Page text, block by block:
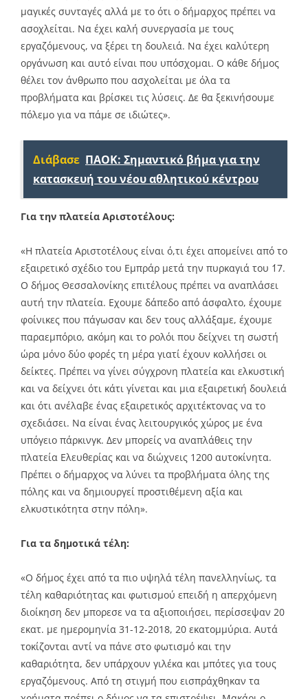
μαγικές συνταγές αλλά με το ότι ο δήμαρχος πρέπει να
ασοχλείται. Να έχει καλή συνεργασία με τους
εργαζόμενους, να ξέρει τη δουλειά. Να έχει καλύτερη
οργάνωση και αυτό είναι που υπόσχομαι. Ο κάθε δήμος
θέλει τον άνθρωπο που ασχολείται με όλα τα
προβλήματα και βρίσκει τις λύσεις. Δε θα ξεκινήσουμε
πόλεμο για να πάμε σε ιδιώτες».
Διάβασε ΠΑΟΚ: Σημαντικό βήμα για την
κατασκευή του νέου αθλητικού κέντρου
Για την πλατεία Αριστοτέλους:
«Η πλατεία Αριστοτέλους είναι ό,τι έχει απομείνει από το
εξαιρετικό σχέδιο του Εμπράρ μετά την πυρκαγιά του ΄17.
Ο δήμος Θεσσαλονίκης επιτέλους πρέπει να αναπλάσει
αυτή την πλατεία. Εχουμε δάπεδο από άσφαλτο, έχουμε
φοίνικες που πάγωσαν και δεν τους αλλάξαμε, έχουμε
παραεμπόριο, ακόμη και το ρολόι που δείχνει τη σωστή
ώρα μόνο δύο φορές τη μέρα γιατί έχουν κολλήσει οι
δείκτες. Πρέπει να γίνει σύγχρονη πλατεία και ελκυστική
και να δείχνει ότι κάτι γίνεται και μια εξαιρετική δουλειά
και ότι ανέλαβε ένας εξαιρετικός αρχιτέκτονας να το
σχεδιάσει. Να είναι ένας λειτουργικός χώρος με ένα
υπόγειο πάρκινγκ. Δεν μπορείς να αναπλάθεις την
πλατεία Ελευθερίας και να διώχνεις 1200 αυτοκίνητα.
Πρέπει ο δήμαρχος να λύνει τα προβλήματα όλης της
πόλης και να δημιουργεί προστιθέμενη αξία και
ελκυστικότητα στην πόλη».
Για τα δημοτικά τέλη:
«Ο δήμος έχει από τα πιο υψηλά τέλη πανελληνίως, τα
τέλη καθαριότητας και φωτισμού επειδή η απερχόμενη
διοίκηση δεν μπορεσε να τα αξιοποιήσει, περίσσεψαν 20
εκατ. με ημερομηνία 31-12-2018, 20 εκατομμύρια. Αυτά
τοκίζονται αντί να πάνε στο φωτισμό και την
καθαριότητα, δεν υπάρχουν γιλέκα και μπότες για τους
εργαζόμενους. Από τη στιγμή που εισπράχθηκαν τα